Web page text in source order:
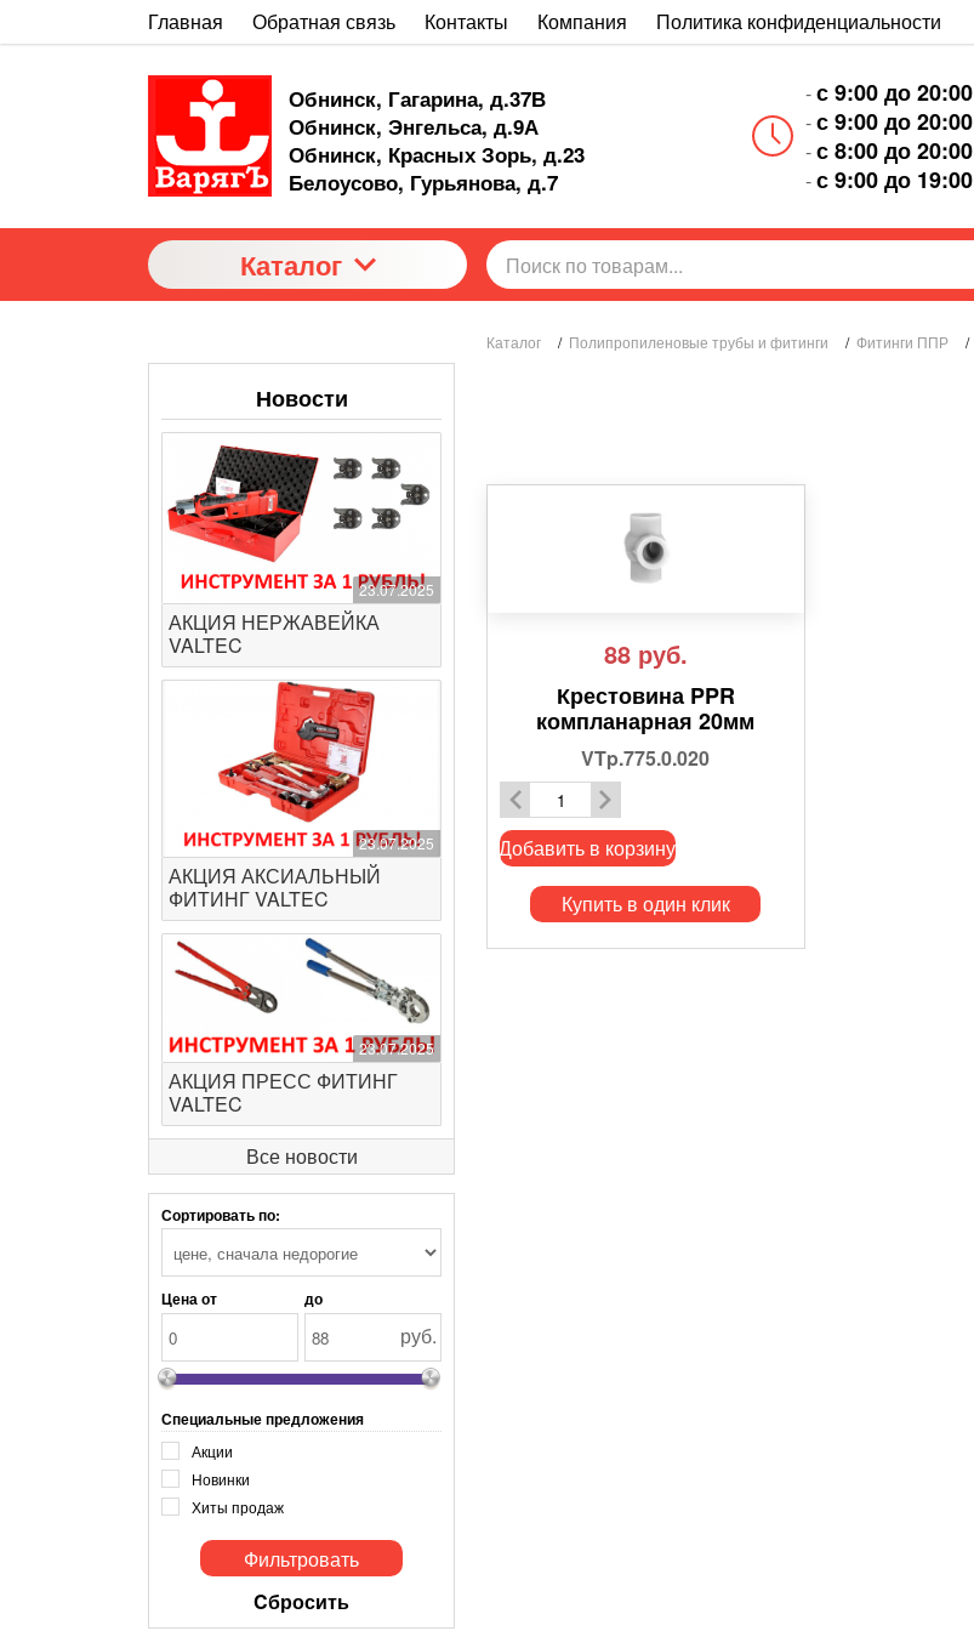
Главная Обратная связь Контакты Компания Политика конфиденциальности
Обнинск, Гагарина, д.37В
Обнинск, Энгельса, д.9А
Обнинск, Красных Зорь, д.23
Белоусово, Гурьянова, д.7
-с 9:00 до 20:00
-с 9:00 до 20:00
-с 8:00 до 20:00
-с 9:00 до 19:00
Каталог
Новости
23.07.2025
АКЦИЯ НЕРЖАВЕЙКА
VALTEC
23.07.2025
АКЦИЯ АКСИАЛЬНЫЙ
ФИТИНГ VALTEC
23.07.2025
АКЦИЯ ПРЕСС ФИТИНГ
VALTEC
Все новости
Сортировать по:
Цена от до
руб.
Специальные предложения
Акции
Новинки
Хиты продаж
Cбросить
Каталог / Полипропиленовые трубы и фитинги / Фитинги ППР /
88 руб.
Крестовина PPR
компланарная 20мм
VTp.775.0.020
Добавить в корзину
Купить в один клик